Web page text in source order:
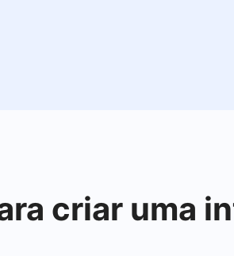
criar uma